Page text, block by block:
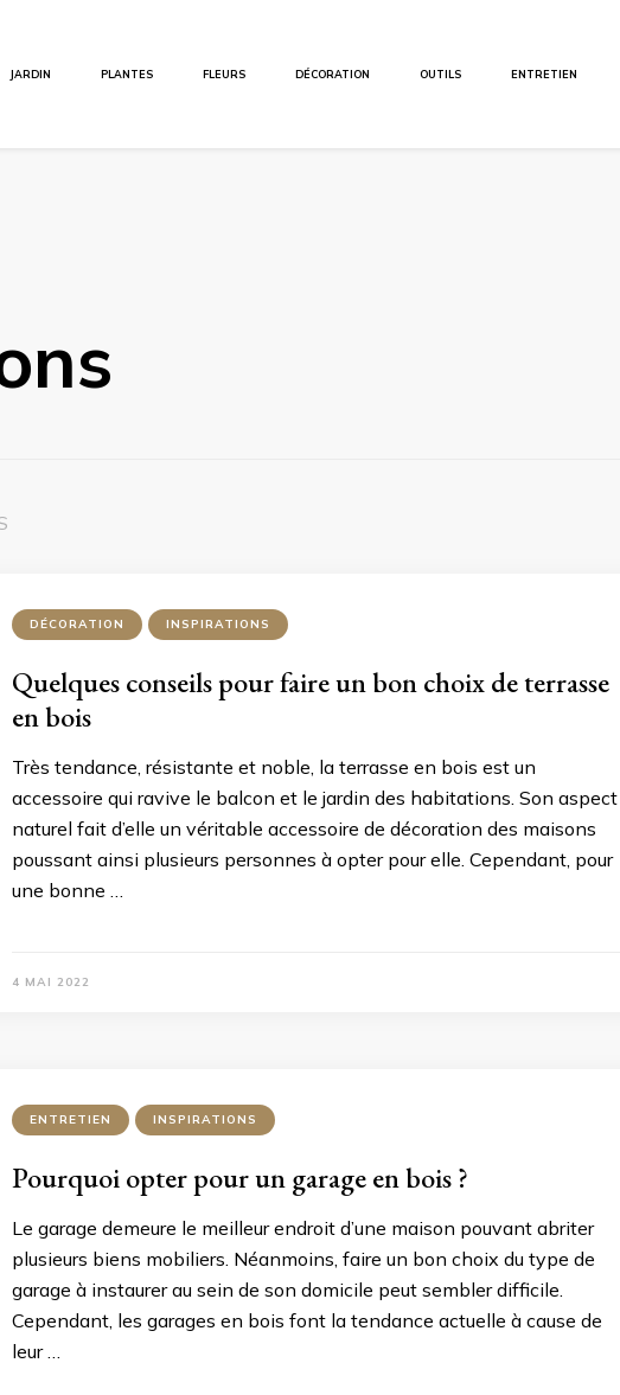
JARDIN PLANTES FLEURS DÉCORATION OUTILS ENTRETIEN
DÉCORATION INSPIRATIONS
Quelques conseils pour faire un bon choix de terrasse
en bois
Très tendance, résistante et noble, la terrasse en bois est un
accessoire qui ravive le balcon et le jardin des habitations. Son aspect
naturel fait d’elle un véritable accessoire de décoration des maisons
poussant ainsi plusieurs personnes à opter pour elle. Cependant, pour
une bonne …
4 MAI 2022
ENTRETIEN INSPIRATIONS
Pourquoi opter pour un garage en bois ?
Le garage demeure le meilleur endroit d’une maison pouvant abriter
plusieurs biens mobiliers. Néanmoins, faire un bon choix du type de
garage à instaurer au sein de son domicile peut sembler difficile.
Cependant, les garages en bois font la tendance actuelle à cause de
leur …